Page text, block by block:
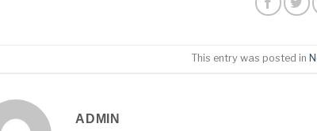
This entry was posted in
ADMIN